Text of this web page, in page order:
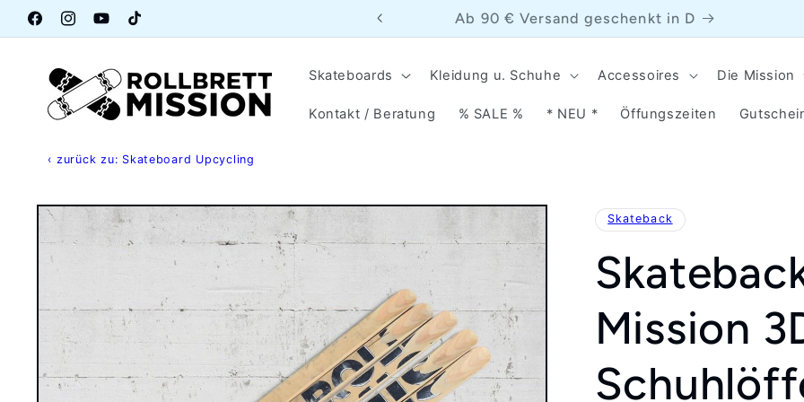
zum
Inhalt
FacebookInstagramYouTubeTikTok
Aktuelle Öffnungszeiten Lagerverkauf Ab 90 € Versand geschenkt in D
Skateboards Kleidung u. Schuhe Accessoires Die Mission
Kontakt / Beratung % SALE % * NEU * Öffungszeiten
‹ zurück zu: Skateboard Upcycling
Zu
Produktinformationen
springen
Skateback
Mission